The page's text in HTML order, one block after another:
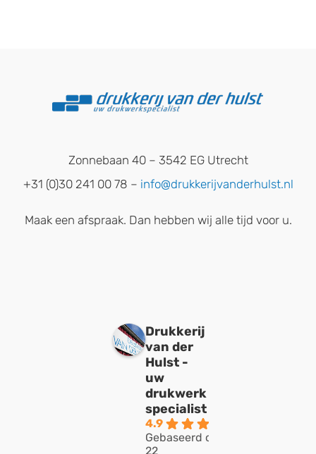
Zonnebaan 40 – 3542 EG Utrecht
+31 (0)30 241 00 78 – info@drukkerijvanderhulst.nl
Maak een afspraak. Dan hebben wij alle tijd voor u.
Drukkerij
van der
Hulst -
uw
drukwerk
specialist
4.9
Gebaseerd op
22